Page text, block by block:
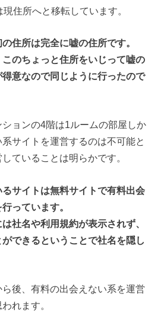
住所へと移転しています。
住所は完全に嘘の住所です。
のちょっと住所をいじって嘘の
意なので同じように行ったので
ョンの4階は1ルームの部屋しか
サイトを運営するのは不可能と
ていることは明らかです。
サイトは無料サイトで有料出会
っています。
社名や利用規約が表示されず、
できるということで社名を隠し
後、有料の出会えない系を運営
れます。